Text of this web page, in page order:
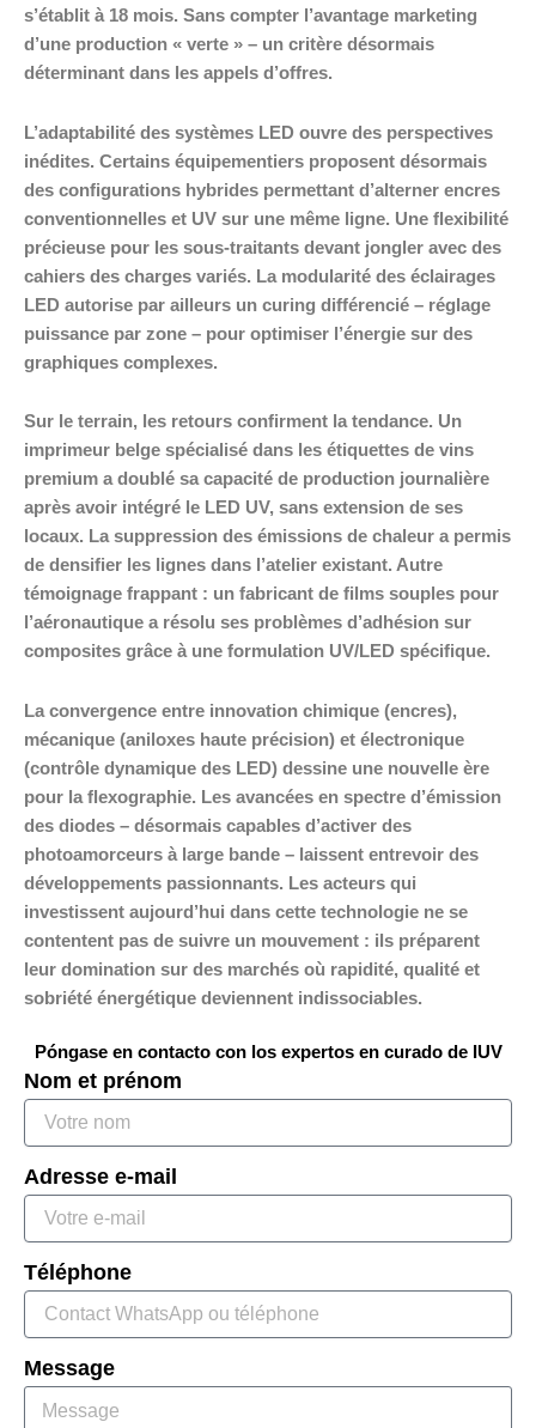
s’établit à 18 mois. Sans compter l’avantage marketing
d’une production « verte » – un critère désormais
déterminant dans les appels d’offres.
L’adaptabilité des systèmes LED ouvre des perspectives
inédites. Certains équipementiers proposent désormais
des configurations hybrides permettant d’alterner encres
conventionnelles et UV sur une même ligne. Une flexibilité
précieuse pour les sous-traitants devant jongler avec des
cahiers des charges variés. La modularité des éclairages
LED autorise par ailleurs un curing différencié – réglage
puissance par zone – pour optimiser l’énergie sur des
graphiques complexes.
Sur le terrain, les retours confirment la tendance. Un
imprimeur belge spécialisé dans les étiquettes de vins
premium a doublé sa capacité de production journalière
après avoir intégré le LED UV, sans extension de ses
locaux. La suppression des émissions de chaleur a permis
de densifier les lignes dans l’atelier existant. Autre
témoignage frappant : un fabricant de films souples pour
l’aéronautique a résolu ses problèmes d’adhésion sur
composites grâce à une formulation UV/LED spécifique.
La convergence entre innovation chimique (encres),
mécanique (aniloxes haute précision) et électronique
(contrôle dynamique des LED) dessine une nouvelle ère
pour la flexographie. Les avancées en spectre d’émission
des diodes – désormais capables d’activer des
photoamorceurs à large bande – laissent entrevoir des
développements passionnants. Les acteurs qui
investissent aujourd’hui dans cette technologie ne se
contentent pas de suivre un mouvement : ils préparent
leur domination sur des marchés où rapidité, qualité et
sobriété énergétique deviennent indissociables.
Póngase en contacto con los expertos en curado de IUV
Nom et prénom
Adresse e-mail
Téléphone
Message